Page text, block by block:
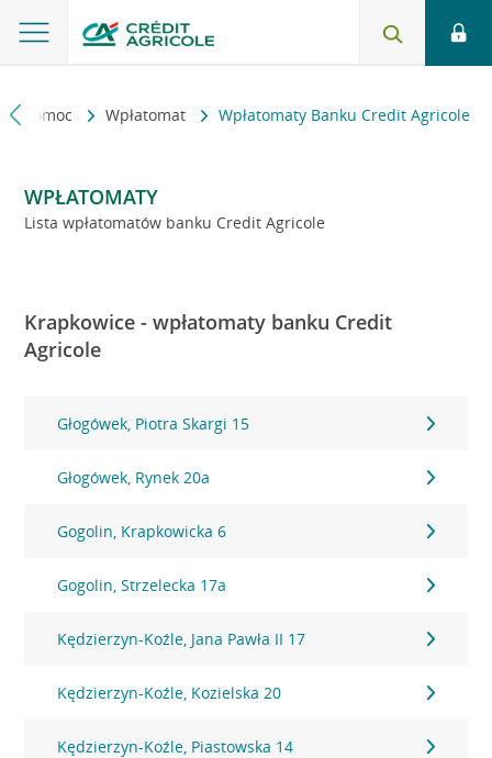
i pomoc Wpłatomat Wpłatomaty Banku Credit Agricole
WPŁATOMATY
Lista wpłatomatów banku Credit Agricole
Krapkowice - wpłatomaty banku Credit
Agricole
Głogówek, Piotra Skargi 15
Głogówek, Rynek 20a
Gogolin, Krapkowicka 6
Gogolin, Strzelecka 17a
Kędzierzyn-Koźle, Jana Pawła II 17
Kędzierzyn-Koźle, Kozielska 20
Kędzierzyn-Koźle, Piastowska 14